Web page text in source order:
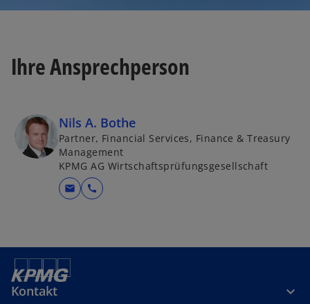
Ihre Ansprechperson
Nils A. Bothe
Partner, Financial Services, Finance & Treasury
Management
KPMG AG Wirtschaftsprüfungsgesellschaft
mail call
Kontakt